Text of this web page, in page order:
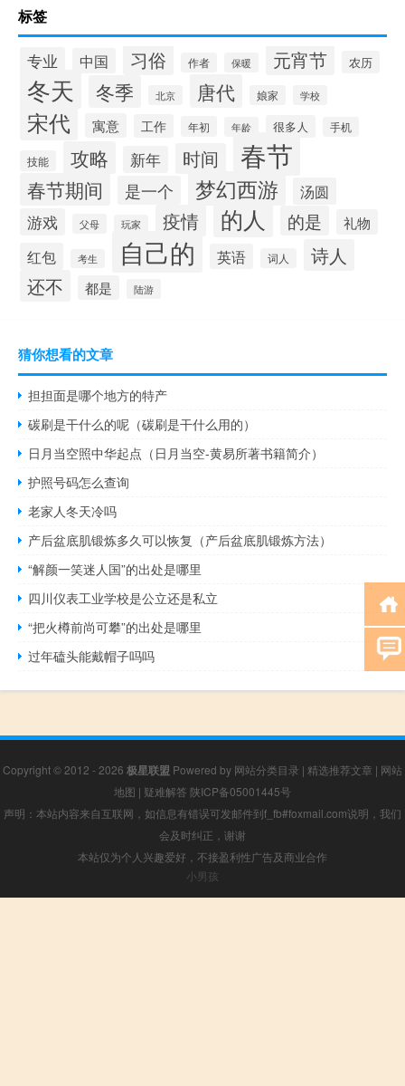
标签
专业 中国 习俗 作者 保暖 元宵节 农历
冬天 冬季 北京 唐代 娘家 学校
宋代 寓意 工作 年初 年龄 很多人 手机
技能 攻略 新年 时间 春节
春节期间 是一个 梦幻西游
汤圆
游戏
父母 玩家 疫情 的人 的是 礼物
红包 考生 自己的 英语 词人
诗人
还不
都是 陆游
猜你想看的文章
担担面是哪个地方的特产
碳刷是干什么的呢（碳刷是干什么用的）
日月当空照中华起点（日月当空-黄易所著书籍简介）
护照号码怎么查询
老家人冬天冷吗
产后盆底肌锻炼多久可以恢复（产后盆底肌锻炼方法）
“解颜一笑迷人国”的出处是哪里
四川仪表工业学校是公立还是私立
“把火樽前尚可攀”的出处是哪里
过年磕头能戴帽子吗吗
Copyright © 2012 - 2026 极星联盟 Powered by 网站分类目录 | 精选推荐文章 | 网站
地图 | 疑难解答 陕ICP备05001445号
声明：本站内容来自互联网，如信息有错误可发邮件到f_fb#foxmail.com说明，我们
会及时纠正，谢谢
本站仅为个人兴趣爱好，不接盈利性广告及商业合作
小男孩